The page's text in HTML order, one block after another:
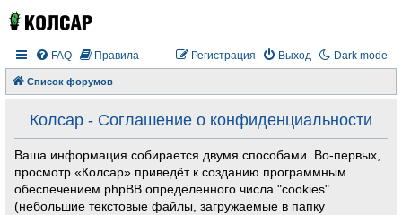
Dark mode
FAQ Правила Выход
Регистрация
Список форумов
Колсар - Соглашение о конфиденциальности
Ваша информация собирается двумя способами. Во-первых,
просмотр «Колсар» приведёт к созданию программным
обеспечением phpBB определенного числа "cookies"
(небольшие текстовые файлы, загружаемые в папку